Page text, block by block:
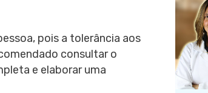
pois a tolerância aos
consultar o
e elaborar uma